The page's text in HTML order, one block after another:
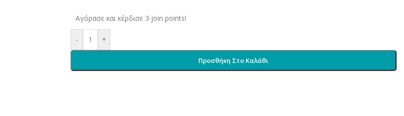
Αγόρασε και κέρδισε 3 join points!
- +
Προσθήκη Στο Καλάθι